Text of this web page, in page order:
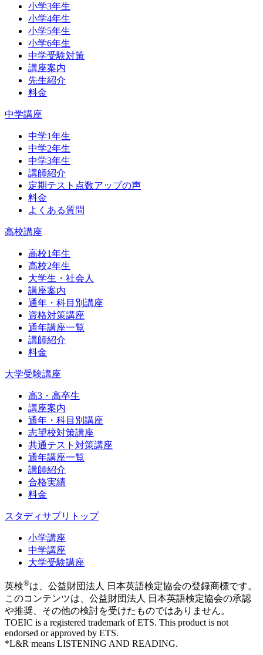
小学3年生
小学4年生
小学5年生
小学6年生
中学受験対策
講座案内
先生紹介
料金
中学講座
中学1年生
中学2年生
中学3年生
講師紹介
定期テスト点数アップの声
料金
よくある質問
高校講座
高校1年生
高校2年生
大学生・社会人
講座案内
通年・科目別講座
資格対策講座
通年講座一覧
講師紹介
料金
大学受験講座
高3・高卒生
講座案内
通年・科目別講座
志望校対策講座
共通テスト対策講座
通年講座一覧
講師紹介
合格実績
料金
スタディサプリトップ
小学講座
中学講座
大学受験講座
英検®は、公益財団法人 日本英語検定協会の登録商標です。
このコンテンツは、公益財団法人 日本英語検定協会の承認
や推奨、その他の検討を受けたものではありません。
TOEIC is a registered trademark of ETS. This product is not
endorsed or approved by ETS.
*L&R means LISTENING AND READING.